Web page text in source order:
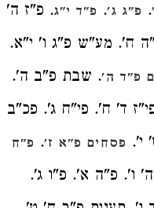
. פ"ג ג'. פ"ד י"ג. פ"ז ה'
ח'. מע"ש פ"ג ו' י"א.
פ"ד ה'. שבת פ"ב ה'.
ד' ח'. פי"ח ג'. פכ"ב
י'. פסחים פ"א ז'. פ"ח
ו'. פ"ה א'. פ"ו ג'.